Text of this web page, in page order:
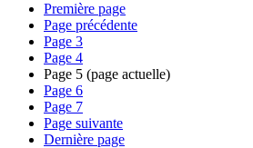
Première page
Page précédente
Page 3
Page 4
Page 5 (page actuelle)
Page 6
Page 7
Page suivante
Dernière page